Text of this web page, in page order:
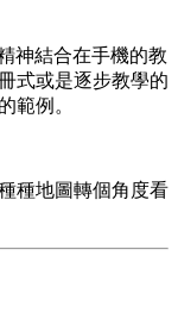
神結合在手機的教
式或是逐步教學的
範例。
種地圖轉個角度看